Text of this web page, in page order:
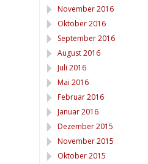
November 2016
Oktober 2016
September 2016
August 2016
Juli 2016
Mai 2016
Februar 2016
Januar 2016
Dezember 2015
November 2015
Oktober 2015